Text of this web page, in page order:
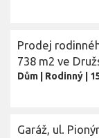
Prodej
738 m2 ve
Dům Rodinný
Garáž, ul.